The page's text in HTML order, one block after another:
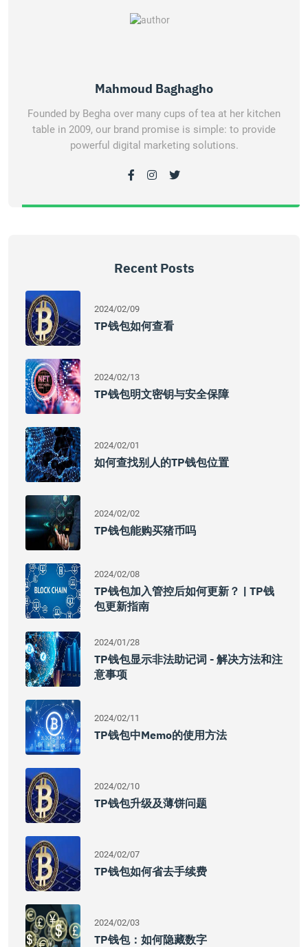
Mahmoud Baghagho
Founded by Begha over many cups of tea at her kitchen
table in 2009, our brand promise is simple: to provide
powerful digital marketing solutions.
Recent Posts
2024/02/09
TP钱包如何查看
2024/02/13
TP钱包明文密钥与安全保障
2024/02/01
如何查找别人的TP钱包位置
2024/02/02
TP钱包能购买猪币吗
2024/02/08
TP钱包加入管控后如何更新？ | TP钱
包更新指南
2024/01/28
TP钱包显示非法助记词 - 解决方法和注
意事项
2024/02/11
TP钱包中Memo的使用方法
2024/02/10
TP钱包升级及薄饼问题
2024/02/07
TP钱包如何省去手续费
2024/02/03
TP钱包：如何隐藏数字